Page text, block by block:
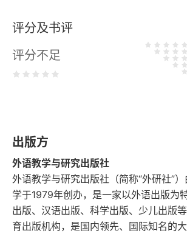
食土有益健康
演化的角度
导致口臭的分子
细菌伴侣
吸烟：短命的答案
非医疗因素左右健康
评分及书评
评分不足
出版方
外语教学与研究出版社
外语教学与研究出版社（简称“外研社”
学于1979年创办，是一家以外语出版为
出版、汉语出版、科学出版、少儿出版
育出版机构，是国内领先、国际知名的大